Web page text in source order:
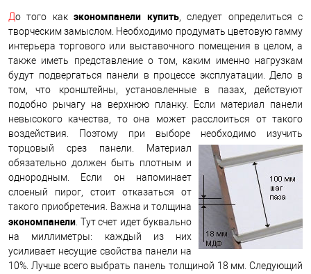
До того какэкономпанели купить, следует определиться с
творческим замыслом. Необходимо продумать цветовую гамму
интерьера торгового или выставочного помещения в целом, а
также иметь представление о том, каким именно нагрузкам
будут подвергаться панели в процессе эксплуатации. Дело в
том, что кронштейны, установленные в пазах, действуют
подобно рычагу на верхнюю планку. Если материал панели
невысокого качества, то она может расслоиться от такого
воздействия. Поэтому при выборе необходимо изучить
торцовый срез панели.
Материал
обязательно должен быть плотным и
однородным. Если он напоминает
слоеный пирог, стоит отказаться от
такого приобретения. Важна и толщина
экономпанели . Тут счет идет буквально
на миллиметры: каждый из них
усиливает несущие свойства панели на
10%. Лучше всего выбрать панель толщиной 18 мм. Следующий